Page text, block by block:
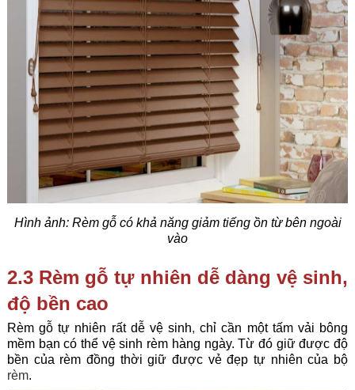
Hình ảnh: Rèm gỗ có khả năng giảm tiếng ồn từ bên ngoài
vào
2.3 Rèm gỗ tự nhiên dễ dàng vệ sinh,
độ bền cao
Rèm gỗ tự nhiên rất dễ vệ sinh, chỉ cần một tấm vải bông
mềm bạn có thể vệ sinh rèm hàng ngày. Từ đó giữ được độ
bền của rèm đồng thời giữ được vẻ đẹp tự nhiên của bộ
rèm.